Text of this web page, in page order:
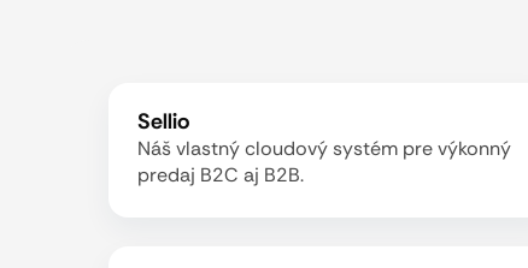
Sellio
Náš vlastný cloudový systém pre výkonný
predaj B2C aj B2B.